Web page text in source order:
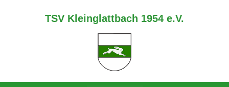
TSV Kleinglattbach 1954 e.V.